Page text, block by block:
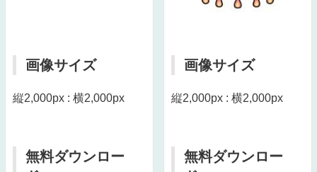
画像サイズ
縦2,000px : 横2,000px
無料ダウンロー
画像サイズ
縦2,000px : 横2,000px
無料ダウンロー